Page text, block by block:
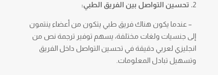
2. تحسين التواصل بين الفريق الطبي:
– عندما يكون هناك فريق طبي يتكون من أعضاء ينتمون
إلى جنسيات ولغات مختلفة، يسهم توفير ترجمة نص من
انجليزي لعربي دقيقة في تحسين التواصل داخل الفريق
وتسهيل تبادل المعلومات.